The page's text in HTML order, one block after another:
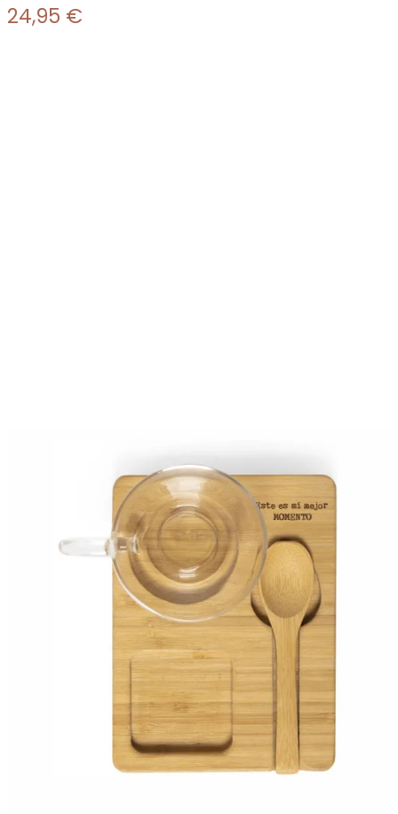
24,95 €